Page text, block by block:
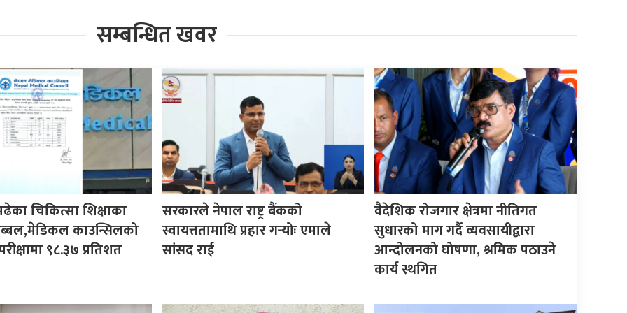
सम्बन्धित खवर
चिकित्सा शिक्षाका
अब्बल,मेडिकल काउन्सिलको
९८.३७ प्रतिशत
सरकारले नेपाल राष्ट्र बैंकको
स्वायत्ततामाथि प्रहार गर्‍योः एमाले
सांसद राई
वैदेशिक रोजगार क्षेत्रमा नीतिगत
सुधारको माग गर्दै व्यवसायीद्वारा
आन्दोलनको घोषणा, श्रमिक पठाउने
कार्य स्थगित